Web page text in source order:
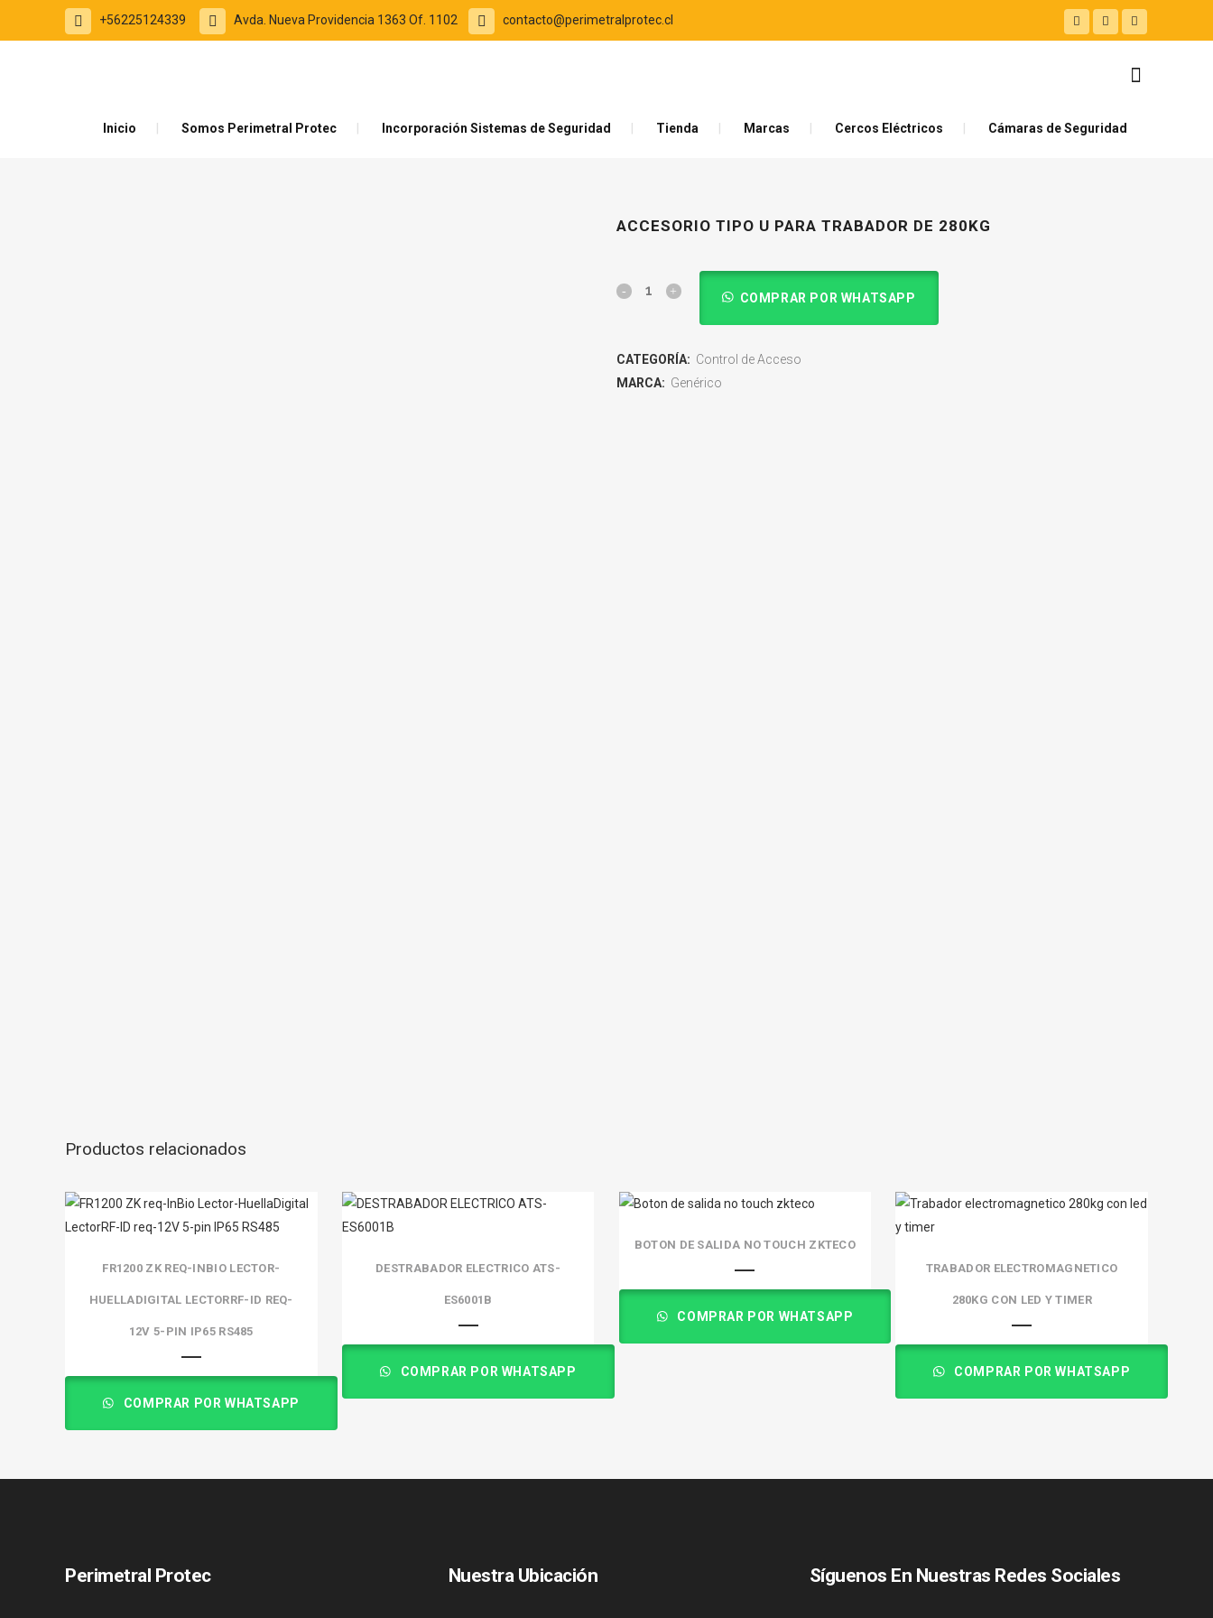
+56225124339 Avda. Nueva Providencia 1363 Of. 1102 contacto@perimetralprotec.cl
Inicio Somos Perimetral Protec Incorporación Sistemas de Seguridad Tienda Marcas Cercos Eléctricos Cámaras de Seguridad
ACCESORIO TIPO U PARA TRABADOR DE 280KG
COMPRAR POR WHATSAPP
CATEGORÍA: Control de Acceso
MARCA: Genérico
Productos relacionados
FR1200 ZK REQ-INBIO LECTOR-
HUELLADIGITAL LECTORRF-ID REQ-
12V 5-PIN IP65 RS485
COMPRAR POR WHATSAPP
DESTRABADOR ELECTRICO ATS-
ES6001B
COMPRAR POR WHATSAPP
BOTON DE SALIDA NO TOUCH ZKTECO
COMPRAR POR WHATSAPP
TRABADOR ELECTROMAGNETICO
280KG CON LED Y TIMER
COMPRAR POR WHATSAPP
Perimetral Protec Nuestra Ubicación Síguenos En Nuestras Redes Sociales